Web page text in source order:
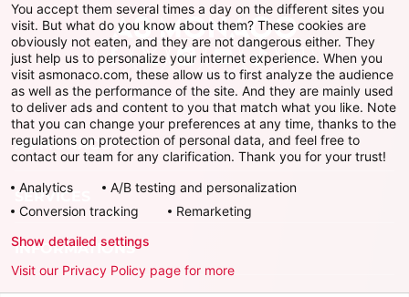
Facebook
X Instagram
YoutubeTikTokTwitch
AS MONACO
SERVICES
INFORMATIONS
You accept them several times a day on the different sites you
visit. But what do you know about them? These cookies are
obviously not eaten, and they are not dangerous either. They
just help us to personalize your internet experience. When you
visit asmonaco.com, these allow us to first analyze the audience
as well as the performance of the site. And they are mainly used
to deliver ads and content to you that match what you like. Note
that you can change your preferences at any time, thanks to the
regulations on protection of personal data, and feel free to
contact our team for any clarification. Thank you for your trust!
Analytics
A/B testing and personalization
Conversion tracking
Remarketing
Show detailed settings
Visit our Privacy Policy page for more